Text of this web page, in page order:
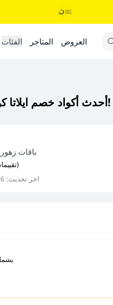
الفئات المتاجر العروض
أحدث أكواد خصم ايلاتا كود خصم حصري لـ ايلاتا الآن!
باقات
(0 تقييمات)
اخر تحديث: 07/08/2026